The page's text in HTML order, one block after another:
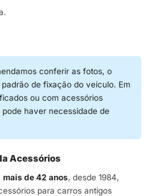
conferir as fotos, o
de fixação do veículo. Em
ou com acessórios
haver necessidade de
Acessórios
mais de 42 anos, desde 1984,
para carros antigos